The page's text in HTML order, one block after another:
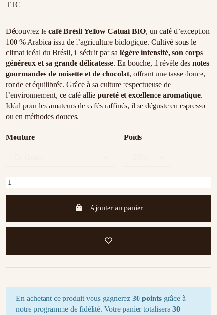
TTC
Découvrez le café Brésil Yellow Catuaí BIO, un café d’exception
100 % Arabica issu de l’agriculture biologique. Cultivé sous le
climat idéal du Brésil, il séduit par sa légère intensité, son corps
généreux et sa grande délicatesse. En bouche, il révèle des notes
gourmandes de noisette et de chocolat, offrant une tasse douce,
ronde et équilibrée. Grâce à sa culture respectueuse de
l’environnement, ce café allie pureté et excellence aromatique.
Idéal pour les amateurs de cafés raffinés, il se déguste en espresso
ou en méthodes douces.
Mouture Poids
Ajouter au panier
En achetant ce produit vous gagnerez 30 points grâce à
notre programme de fidélité. Votre panier totalisera 30